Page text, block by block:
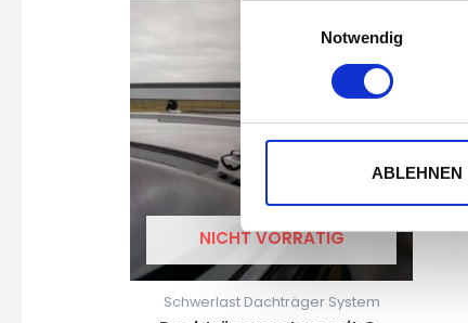
Notwendig
ABLEHNEN
NICHT VORRÄTIG
Schwerlast Dachträger System